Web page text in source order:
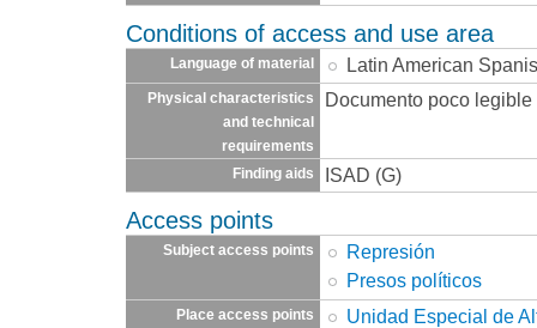
Conditions of access and use area
Language of material Latin American
Physical characteristics
and technical
requirements
Documento poco legible
Finding aids ISAD (G)
Access points
Subject access points
Represión
Presos políticos
Place access points Unidad Especial de